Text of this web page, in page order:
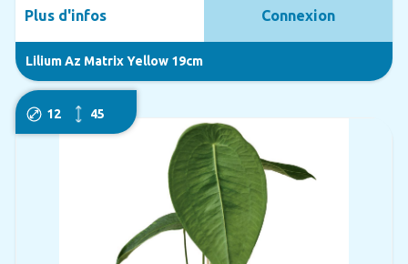
Lilium Az Matrix Yellow 19cm
Plus d'infos Connexion
12 45